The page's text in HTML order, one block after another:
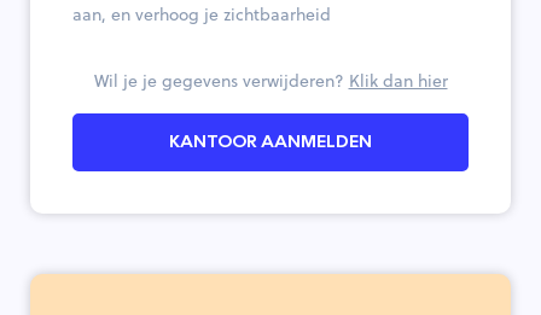
aan, en verhoog je zichtbaarheid
Wil je je gegevens verwijderen? Klik dan hier
KANTOOR AANMELDEN